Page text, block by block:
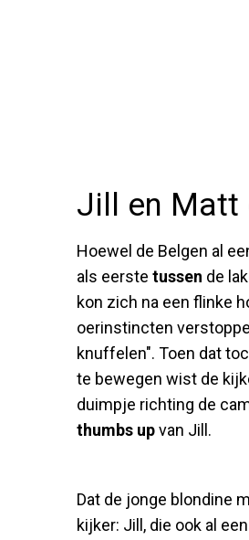
Jill en Matt
Hoewel de Belgen al
als eerste tussen de
kon zich na een flinke
oerinstincten
knuffelen". Toen dat
te bewegen wist de
duimpje richting de
thumbs upvan Jill.
Dat de jonge blondine
kijker: Jill, die ook al